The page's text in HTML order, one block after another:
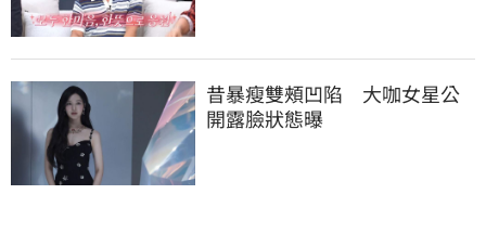
昔暴瘦雙頰凹陷　大咖女星公
開露臉狀態曝